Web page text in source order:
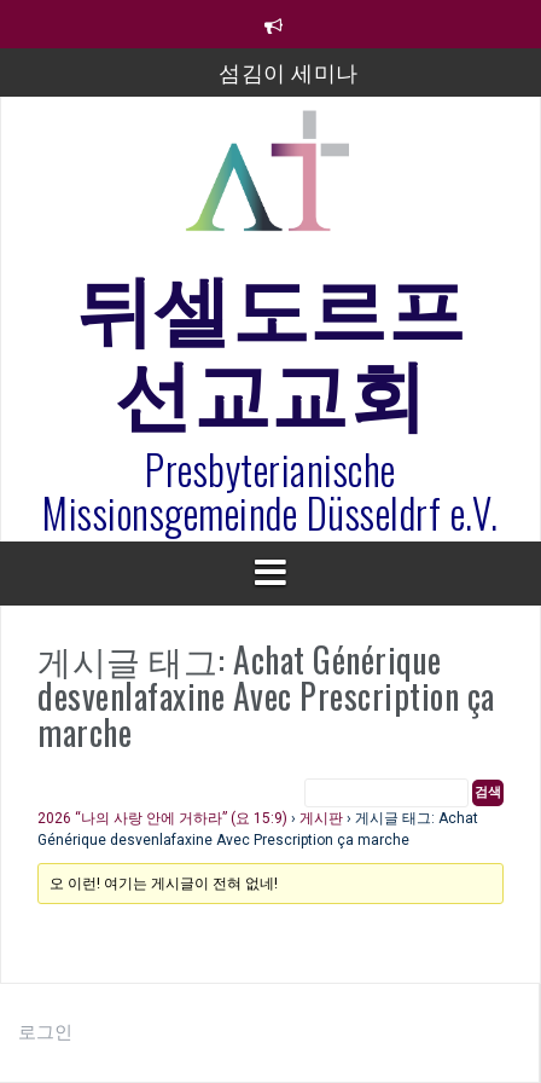
섬김이 세미나
김태희 자매 졸업연주
2023년 어린이 주일 유초등부 발표
라합3 나라 봉헌송
은퇴사-우선화 권사
20260322 주안에 가만히 머물기(요한복음 15:1-17) 손
훈목사
뒤셀도르프
선교교회
Presbyterianische
Missionsgemeinde Düsseldrf e.V.
게시글 태그: Achat Générique
desvenlafaxine Avec Prescription ça
marche
2026 “나의 사랑 안에 거하라” (요 15:9) › 게시판 › 게시글 태그: Achat
Générique desvenlafaxine Avec Prescription ça marche
오 이런! 여기는 게시글이 전혀 없네!
로그인